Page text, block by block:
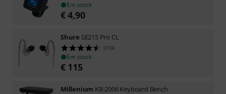
Em stock
€4,90
Shure SE215 Pro CL
3116
Em stock
€ 115
Millenium KB-2006 Keyboard Bench